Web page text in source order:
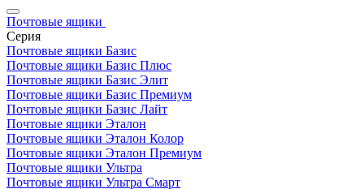
Почтовые ящики
Серия
Почтовые ящики Базис
Почтовые ящики Базис Плюс
Почтовые ящики Базис Элит
Почтовые ящики Базис Премиум
Почтовые ящики Базис Лайт
Почтовые ящики Эталон
Почтовые ящики Эталон Колор
Почтовые ящики Эталон Премиум
Почтовые ящики Ультра
Почтовые ящики Ультра Смарт